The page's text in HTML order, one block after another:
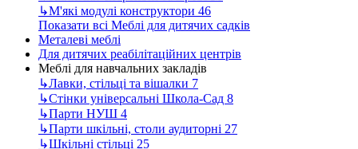
↳М'які модулі конструктори 46
Показати всі Меблі для дитячих садків
Металеві меблі
Для дитячих реабілітаційних центрів
Меблі для навчальних закладів
↳Лавки, стільці та вішалки 7
↳Стінки універсальні Школа-Сад 8
↳Парти НУШ 4
↳Парти шкільні, столи аудиторні 27
↳Шкільні стільці 25